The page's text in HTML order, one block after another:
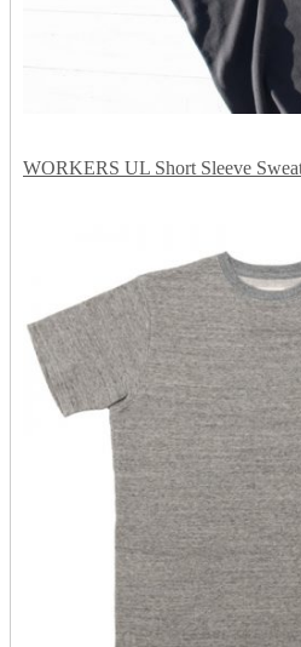
WORKERS UL Short Sleeve